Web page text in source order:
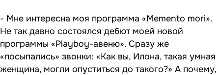
- Мне интересна моя программа «Memento mori».
Не так давно состоялся дебют моей новой
программы «Playboy-авеню». Сразу же
«посыпались» звонки: «Как вы, Илона, такая умная
женщина, могли опуститься до такого?» А почему,